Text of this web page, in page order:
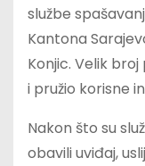
službe
Kantona
Konjic. Velik
i pružio korisne
Nakon što su
obavili uviđaj,